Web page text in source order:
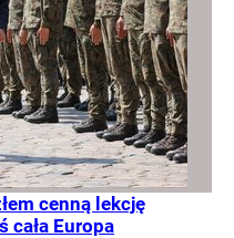
cenną lekcję
cała Europa